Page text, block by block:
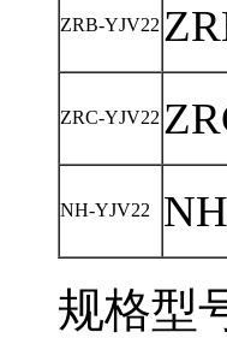
ZRB-YJV22
ZRC-YJV22
NH-YJV22
规格型